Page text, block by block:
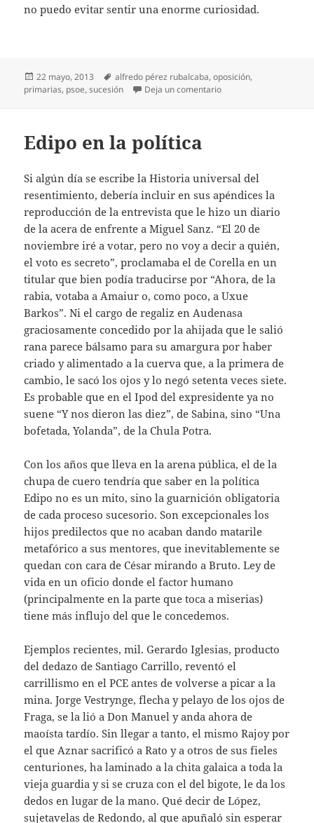
no puedo evitar sentir una enorme curiosidad.
Publicado
el
22 mayo, 2013 Etiquetas
alfredo pérez rubalcaba,oposición,
primarias, psoe,sucesión Deja un comentarioen Primarias tengas
Edipo en la política
Si algún día se escribe la Historia universal del
resentimiento, debería incluir en sus apéndices la
reproducción de la entrevista que le hizo un diario
de la acera de enfrente a Miguel Sanz. “El 20 de
noviembre iré a votar, pero no voy a decir a quién,
el voto es secreto”, proclamaba el de Corella en un
titular que bien podía traducirse por “Ahora, de la
rabia, votaba a Amaiur o, como poco, a Uxue
Barkos”. Ni el cargo de regaliz en Audenasa
graciosamente concedido por la ahijada que le salió
rana parece bálsamo para su amargura por haber
criado y alimentado a la cuerva que, a la primera de
cambio, le sacó los ojos y lo negó setenta veces siete.
Es probable que en el Ipod del expresidente ya no
suene “Y nos dieron las diez”, de Sabina, sino “Una
bofetada, Yolanda”, de la Chula Potra.
Con los años que lleva en la arena pública, el de la
chupa de cuero tendría que saber en la política
Edipo no es un mito, sino la guarnición obligatoria
de cada proceso sucesorio. Son excepcionales los
hijos predilectos que no acaban dando matarile
metafórico a sus mentores, que inevitablemente se
quedan con cara de César mirando a Bruto. Ley de
vida en un oficio donde el factor humano
(principalmente en la parte que toca a miserias)
tiene más influjo del que le concedemos.
Ejemplos recientes, mil. Gerardo Iglesias, producto
del dedazo de Santiago Carrillo, reventó el
carrillismo en el PCE antes de volverse a picar a la
mina. Jorge Vestrynge, flecha y pelayo de los ojos de
Fraga, se la lió a Don Manuel y anda ahora de
maoísta tardío. Sin llegar a tanto, el mismo Rajoy por
el que Aznar sacrificó a Rato y a otros de sus fieles
centuriones, ha laminado a la chita galaica a toda la
vieja guardia y si se cruza con el del bigote, le da los
dedos en lugar de la mano. Qué decir de López,
sujetavelas de Redondo, al que apuñaló sin esperar